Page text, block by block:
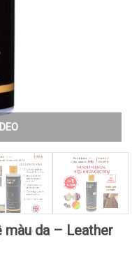
màu da – Leather